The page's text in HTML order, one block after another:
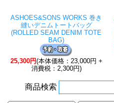
ASHOES&SONS WORKS 巻き
縫いデニムトートバッグ
(ROLLED SEAM DENIM TOTE
BAG)
25,300円(本体価格：23,000円 +
消費税：2,300円)
商品検索